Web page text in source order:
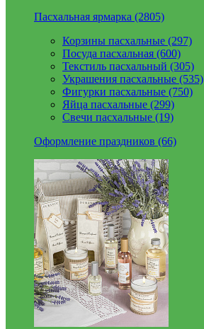
Пасхальная ярмарка (2805)
Корзины пасхальные (297)
Посуда пасхальная (600)
Текстиль пасхальный (305)
Украшения пасхальные (535)
Фигурки пасхальные (750)
Яйца пасхальные (299)
Свечи пасхальные (19)
Оформление праздников (66)